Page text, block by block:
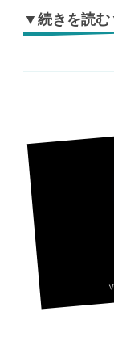
▼続きを読